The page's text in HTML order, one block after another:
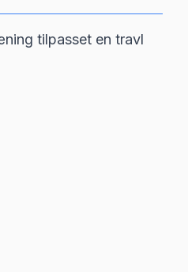
tilpasset en travl